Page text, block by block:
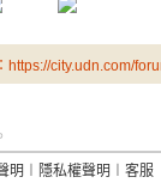
https://city.udn.com/
明 隱私權聲明 客服